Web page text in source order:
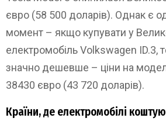
євро (58 500 доларів). Однак є
момент – якщо купувати у
електромобіль Volkswagen ID.3,
значно дешевше – ціни на
38430 євро (43 720 доларів).
Країни, де електромобілі